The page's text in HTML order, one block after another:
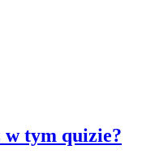
w tym quizie?